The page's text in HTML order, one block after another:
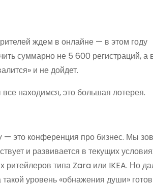
ждем в онлайне — в этом году
суммарно не 5 600 регистраций, а
и не дойдет.
находимся, это большая лотерея.
— это конференция про бизнес. Мы
и развивается в текущих
ритейлеров типа Zara или IKEA. Но
уровень «обнажения души»